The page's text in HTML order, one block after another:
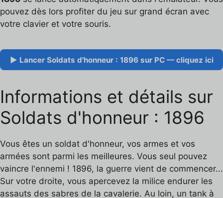
pouvez dès lors profiter du jeu sur grand écran avec
votre clavier et votre souris.
▶ Lancer Soldats d'honneur : 1896 sur PC — cliquez ici
Informations et détails sur
Soldats d'honneur : 1896
Vous êtes un soldat d'honneur, vos armes et vos
armées sont parmi les meilleures. Vous seul pouvez
vaincre l'ennemi ! 1896, la guerre vient de commencer...
Sur votre droite, vous apercevez la milice endurer les
assauts des sabres de la cavalerie. Au loin, un tank à